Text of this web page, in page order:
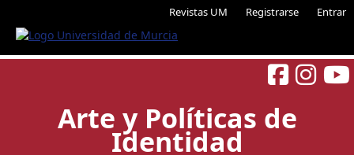
Revistas UM Registrarse Entrar
Arte y Políticas de
Identidad